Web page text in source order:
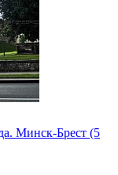
Минск-Брест (5